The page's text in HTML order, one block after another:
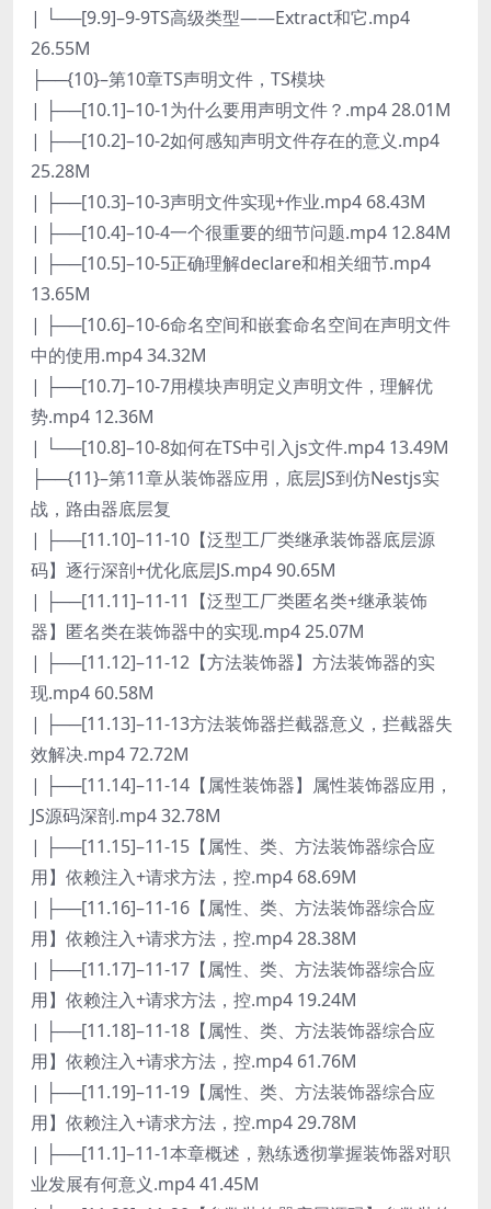
| └──[9.9]–9-9TS高级类型——Extract和它.mp4
26.55M
├──{10}–第10章TS声明文件，TS模块
| ├──[10.1]–10-1为什么要用声明文件？.mp4 28.01M
| ├──[10.2]–10-2如何感知声明文件存在的意义.mp4
25.28M
| ├──[10.3]–10-3声明文件实现+作业.mp4 68.43M
| ├──[10.4]–10-4一个很重要的细节问题.mp4 12.84M
| ├──[10.5]–10-5正确理解declare和相关细节.mp4
13.65M
| ├──[10.6]–10-6命名空间和嵌套命名空间在声明文件
中的使用.mp4 34.32M
| ├──[10.7]–10-7用模块声明定义声明文件，理解优
势.mp4 12.36M
| └──[10.8]–10-8如何在TS中引入js文件.mp4 13.49M
├──{11}–第11章从装饰器应用，底层JS到仿Nestjs实
战，路由器底层复
| ├──[11.10]–11-10【泛型工厂类继承装饰器底层源
码】逐行深剖+优化底层JS.mp4 90.65M
| ├──[11.11]–11-11【泛型工厂类匿名类+继承装饰
器】匿名类在装饰器中的实现.mp4 25.07M
| ├──[11.12]–11-12【方法装饰器】方法装饰器的实
现.mp4 60.58M
| ├──[11.13]–11-13方法装饰器拦截器意义，拦截器失
效解决.mp4 72.72M
| ├──[11.14]–11-14【属性装饰器】属性装饰器应用，
JS源码深剖.mp4 32.78M
| ├──[11.15]–11-15【属性、类、方法装饰器综合应
用】依赖注入+请求方法，控.mp4 68.69M
| ├──[11.16]–11-16【属性、类、方法装饰器综合应
用】依赖注入+请求方法，控.mp4 28.38M
| ├──[11.17]–11-17【属性、类、方法装饰器综合应
用】依赖注入+请求方法，控.mp4 19.24M
| ├──[11.18]–11-18【属性、类、方法装饰器综合应
用】依赖注入+请求方法，控.mp4 61.76M
| ├──[11.19]–11-19【属性、类、方法装饰器综合应
用】依赖注入+请求方法，控.mp4 29.78M
| ├──[11.1]–11-1本章概述，熟练透彻掌握装饰器对职
业发展有何意义.mp4 41.45M